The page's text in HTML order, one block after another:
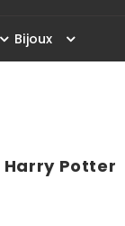
Bijoux
Potter